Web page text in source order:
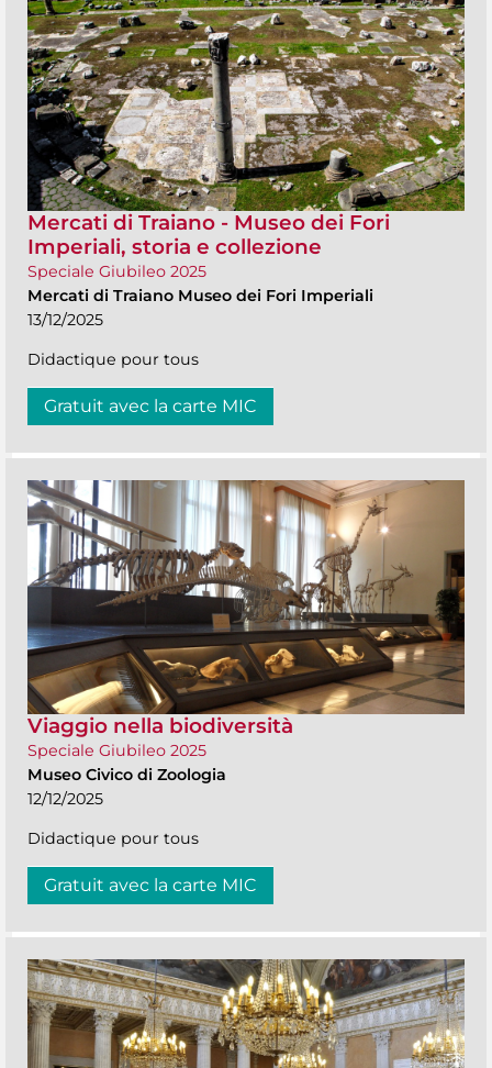
Mercati di Traiano - Museo dei Fori
Imperiali, storia e collezione
Speciale Giubileo 2025
Mercati di Traiano Museo dei Fori Imperiali
13/12/2025
Didactique pour tous
Gratuit avec la carte MIC
Viaggio nella biodiversità
Speciale Giubileo 2025
Museo Civico di Zoologia
12/12/2025
Didactique pour tous
Gratuit avec la carte MIC